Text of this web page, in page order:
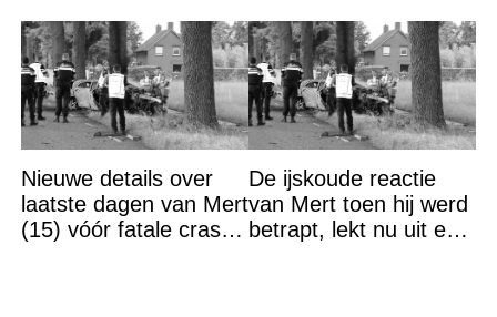
Nieuwe details over
laatste dagen van Mert
(15) vóór fatale crash
De ijskoude reactie
van Mert toen hij werd
betrapt, lekt nu uit en